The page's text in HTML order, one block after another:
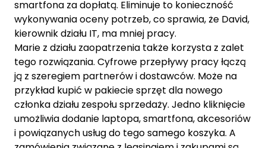
smartfona za dopłatą. Eliminuje to konieczność
wykonywania oceny potrzeb, co sprawia, że David,
kierownik działu IT, ma mniej pracy.
Marie z działu zaopatrzenia także korzysta z zalet
tego rozwiązania. Cyfrowe przepływy pracy łączą
ją z szeregiem partnerów i dostawców. Może na
przykład kupić w pakiecie sprzęt dla nowego
członka działu zespołu sprzedaży. Jedno kliknięcie
umożliwia dodanie laptopa, smartfona, akcesoriów
i powiązanych usług do tego samego koszyka. A